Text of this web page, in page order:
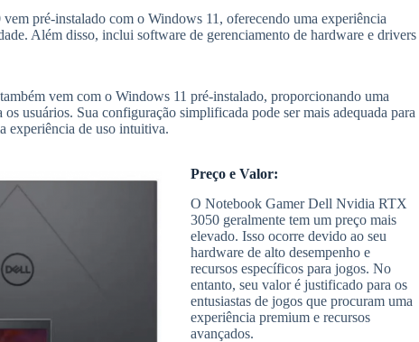
pré-instalado com o Windows 11, oferecendo uma experiência
Além disso, inclui software de gerenciamento de hardware e drivers
vem com o Windows 11 pré-instalado, proporcionando uma
usuários. Sua configuração simplificada pode ser mais adequada para
experiência de uso intuitiva.
Preço e Valor:
O Notebook Gamer Dell Nvidia RTX
3050 geralmente tem um preço mais
elevado. Isso ocorre devido ao seu
hardware de alto desempenho e
recursos específicos para jogos. No
entanto, seu valor é justificado para os
entusiastas de jogos que procuram uma
experiência premium e recursos
avançados.